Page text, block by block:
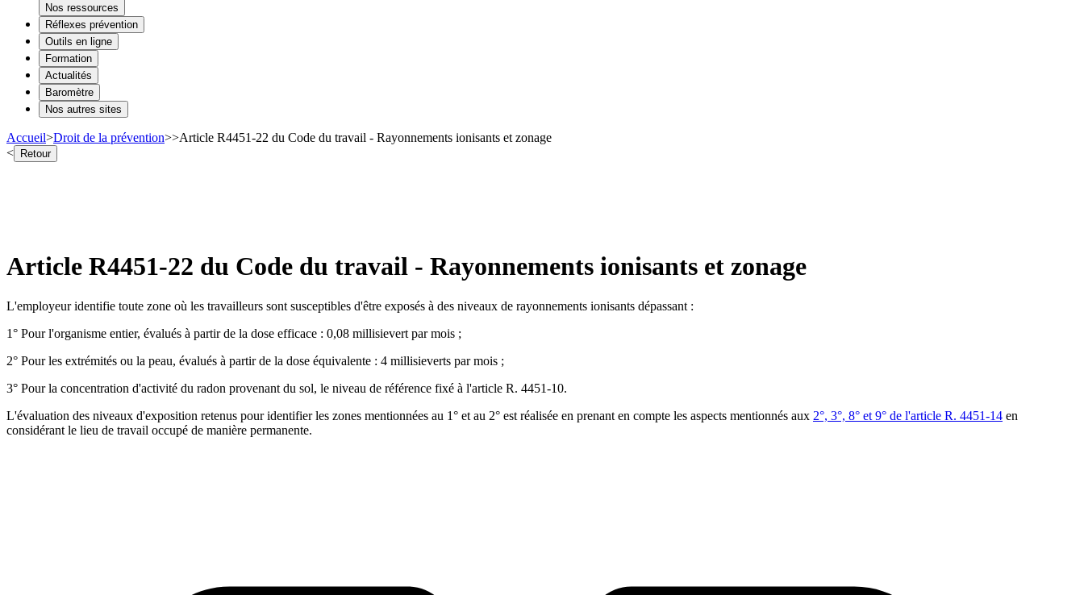
Nos ressources
Réflexes prévention
Outils en ligne
Formation
Actualités
Baromètre
Nos autres sites
Accueil>Droit de la prévention>>Article R4451-22 du Code du travail - Rayonnements ionisants et zonage
< Retour
Article R4451-22 du Code du travail - Rayonnements ionisants et zonage
L'employeur identifie toute zone où les travailleurs sont susceptibles d'être exposés à des niveaux de rayonnements ionisants dépassant :
1° Pour l'organisme entier, évalués à partir de la dose efficace : 0,08 millisievert par mois ;
2° Pour les extrémités ou la peau, évalués à partir de la dose équivalente : 4 millisieverts par mois ;
3° Pour la concentration d'activité du radon provenant du sol, le niveau de référence fixé à l'article R. 4451-10.
L'évaluation des niveaux d'exposition retenus pour identifier les zones mentionnées au 1° et au 2° est réalisée en prenant en compte les aspects mentionnés aux 2°, 3°, 8° et 9° de l'article R. 4451-14 en
considérant le lieu de travail occupé de manière permanente.